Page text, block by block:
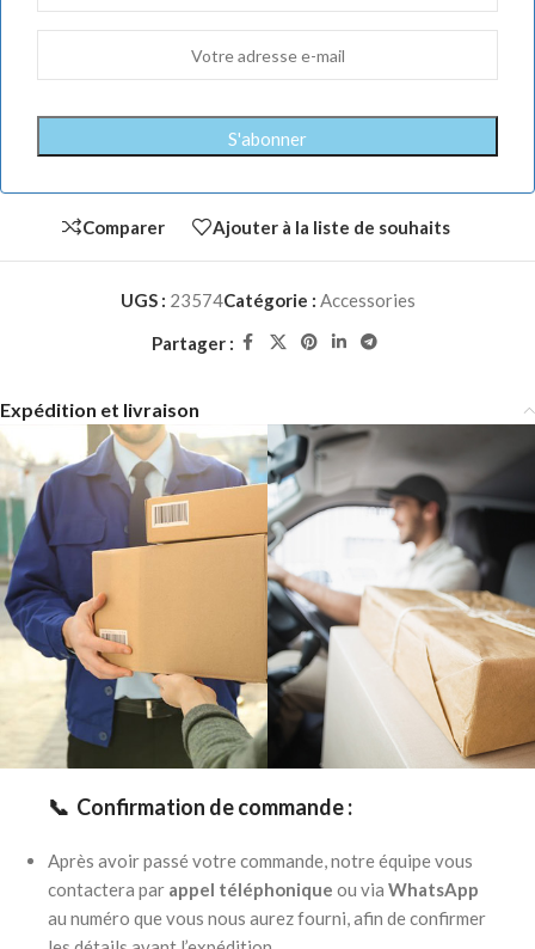
Comparer Ajouter à la liste de souhaits
UGS : 23574Catégorie : Accessories
Partager :
Expédition et livraison
📞 Confirmation de commande :
Après avoir passé votre commande, notre équipe vous
contactera par appel téléphonique ou via WhatsApp
au numéro que vous nous aurez fourni, afin de confirmer